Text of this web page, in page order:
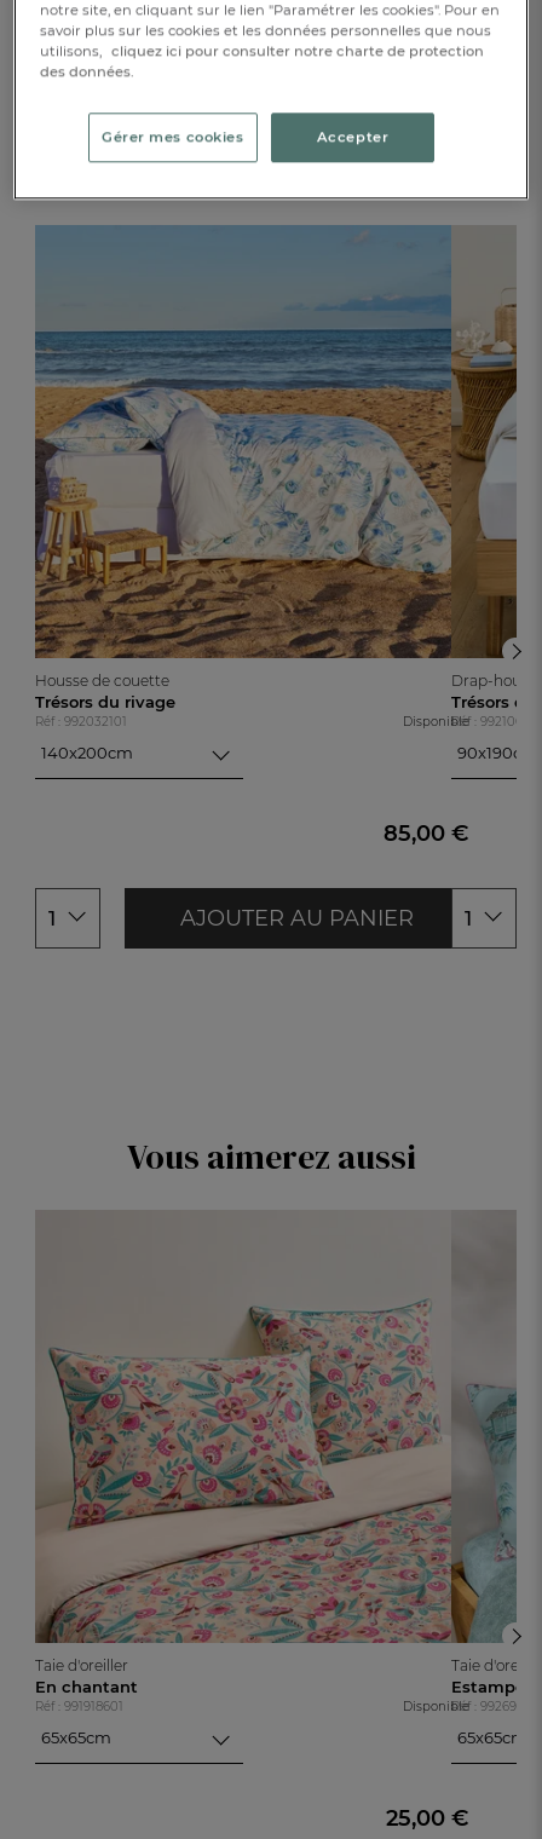
DÉTAILS
Complétez avec...
Housse de couette
Trésors du rivage
Réf : 992032101 Disponible
140x200cm
85,00 €
1 AJOUTER AU PANIER
Drap-
Trésors du
Réf :
90x190cm
1
Vous aimerez aussi
Taie d'oreiller
En chantant
Réf : 991918601 Disponible
65x65cm
25,00 €
Taie
Estampe
Réf :
65x65cm
notre site, en cliquant sur le lien "Paramétrer les cookies". Pour en
savoir plus sur les cookies et les données personnelles que nous
utilisons, cliquez ici pour consulter notre charte de protection
des données.
Gérer mes cookies Accepter